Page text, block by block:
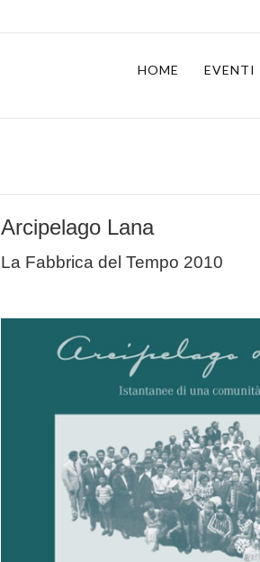
HOME EVENTI
Arcipelago Lana
La Fabbrica del Tempo 2010